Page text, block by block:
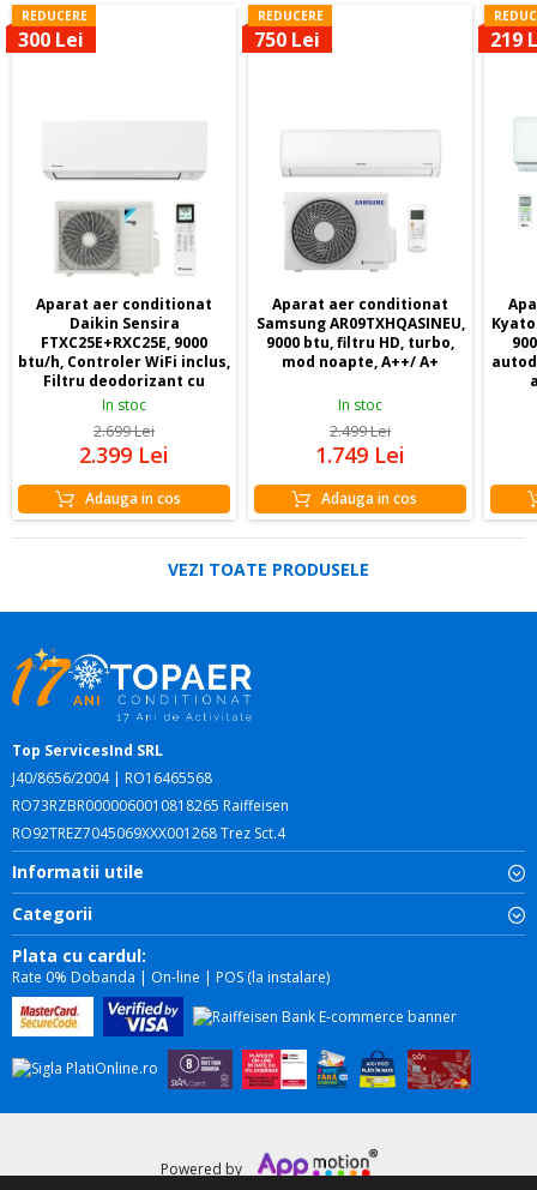
REDUCERE
300 Lei
Aparat aer conditionat
Daikin Sensira
FTXC25E+RXC25E, 9000
btu/h, Controler WiFi inclus,
Filtru deodorizant cu
apatit de Titan, freon R32,
In stoc
2.699Lei
2.399 Lei
Adauga in cos
REDUCERE
750 Lei
Aparat aer conditionat
Samsung AR09TXHQASINEU,
9000 btu, filtru HD, turbo,
mod noapte, A++/ A+
In stoc
2.499Lei
1.749 Lei
Adauga in cos
219
VEZI TOATE PRODUSELE
Top ServicesInd SRL
J40/8656/2004 | RO16465568
RO73RZBR0000060010818265 Raiffeisen
RO92TREZ7045069XXX001268 Trez Sct.4
Informatii utile
Categorii
Plata cu cardul:
Rate 0% Dobanda | On-line | POS (la instalare)
Powered by